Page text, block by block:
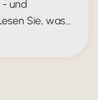
- und
Sie, was…